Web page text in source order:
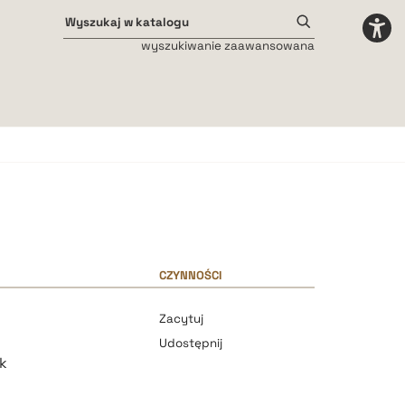
wyszukiwanie zaawansowana
CZYNNOŚCI
Zacytuj
Udostępnij